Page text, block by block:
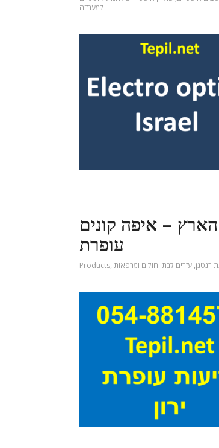
למעבדה
– איפה קונים
עופרת
Products, רנטגן, עזרים לבתי חולים ומרפאות